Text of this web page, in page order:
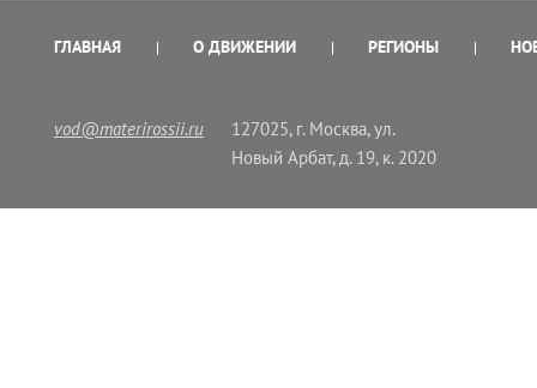
ГЛАВНАЯ О ДВИЖЕНИИ РЕГИОНЫ
vod@materirossii.ru
127025, г. Москва, ул.
Новый Арбат, д. 19, к. 2020